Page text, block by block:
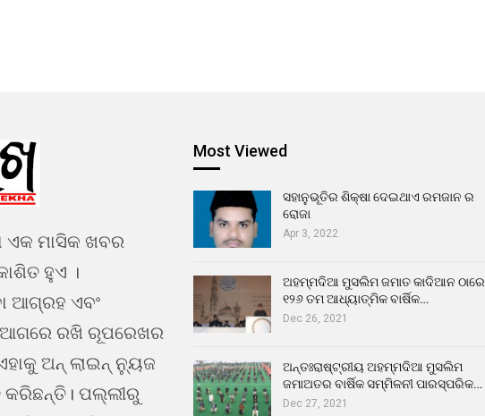
ଏକ ମାସିକ ଖବର
ହୁଏ ।
ଆଗ୍ରହ ଏବଂ
ରଖି ରୂପରେଖର
ଅନ୍ ଲାଇନ୍ ନ୍ୟୁଜ
କରିଛନ୍ତି। ପଲ୍ଲୀରୁ
Most Viewed
ସହାନୁଭୂତିର ଶିକ୍ଷା ଦେଇଥାଏ ରମଜାନ ର
ରୋଜା
Apr 3, 2022
ଅହମ୍ମଦିଆ ମୁସଲିମ ଜମାତ କାଦିଆନ ଠାରେ
୧୨୬ ତମ ଆଧ୍ୟାତ୍ମିକ ବାର୍ଷିକ…
Dec 26, 2021
ଅନ୍ତଃରାଷ୍ଟ୍ରୀୟ ଅହମ୍ମଦିଆ ମୁସଲିମ
ଜମାଅତର ବାର୍ଷିକ ସମ୍ମିଳନୀ ପାରସ୍ପରିକ…
Dec 27, 2021